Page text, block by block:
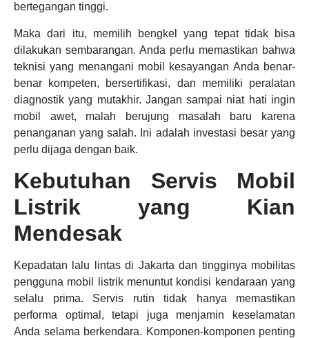
bertegangan tinggi.
Maka dari itu, memilih bengkel yang tepat tidak bisa
dilakukan sembarangan. Anda perlu memastikan bahwa
teknisi yang menangani mobil kesayangan Anda benar-
benar kompeten, bersertifikasi, dan memiliki peralatan
diagnostik yang mutakhir. Jangan sampai niat hati ingin
mobil awet, malah berujung masalah baru karena
penanganan yang salah. Ini adalah investasi besar yang
perlu dijaga dengan baik.
Kebutuhan Servis Mobil
Listrik yang Kian
Mendesak
Kepadatan lalu lintas di Jakarta dan tingginya mobilitas
pengguna mobil listrik menuntut kondisi kendaraan yang
selalu prima. Servis rutin tidak hanya memastikan
performa optimal, tetapi juga menjamin keselamatan
Anda selama berkendara. Komponen-komponen penting